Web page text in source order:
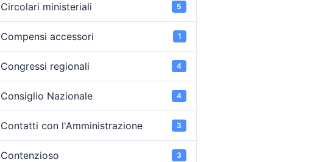
Circolari ministeriali 5
Compensi accessori 1
Congressi regionali 4
Consiglio Nazionale 4
Contatti con l'Amministrazione 3
Contenzioso 3